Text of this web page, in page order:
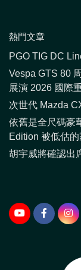
熱門文章
PGO TIG DC
Vespa GTS 80
展演 2026 國際
次世代 Mazda
依舊是全尺碼豪
Edition 被低估
胡宇威將確認出